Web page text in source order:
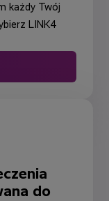
każdy Twój
LINK4
do